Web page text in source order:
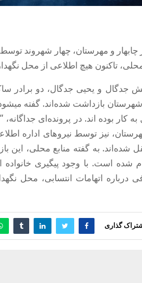
چابهار و مهرستان، چهار شهروند
محلی، تاکنون هیچ اطلاعی از محل
شهرستان بازداشت شده‌اند. گفته
کار بوده اند. در پرونده‌ای
نیز توسط نیروهای اداره
شده‌اند. به گفته منابع محلی،
شده است. با وجود پیگیری خانواده
درباره اتهامات انتسابی، محل
گذاری